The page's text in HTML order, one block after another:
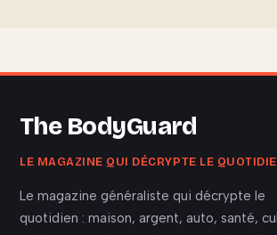
The BodyGuard
LE MAGAZINE QUI DÉCRYPTE LE
Le magazine généraliste qui décrypte le
quotidien : maison, argent, auto, santé,